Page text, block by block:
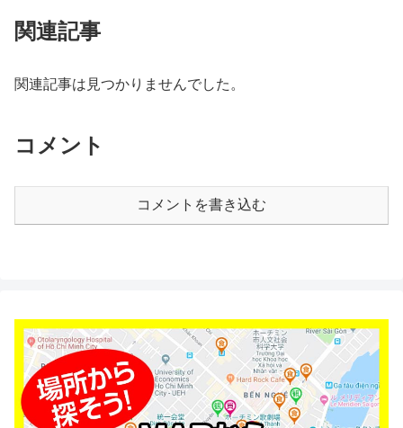
関連記事
関連記事は見つかりませんでした。
コメント
コメントを書き込む